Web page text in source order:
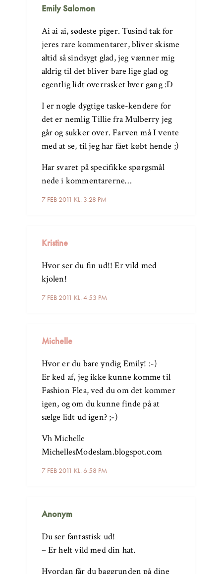
Emily Salomon
7 FEB 2011 KL. 3:28 PM
Ai ai ai, sødeste piger. Tusind tak for
jeres rare kommentarer, bliver skisme
altid så sindsygt glad, jeg vænner mig
aldrig til det bliver bare lige glad og
egentlig lidt overrasket hver gang :D
I er nogle dygtige taske-kendere for
det er nemlig Tillie fra Mulberry jeg
går og sukker over. Farven må I vente
med at se, til jeg har fået købt hende ;)
Har svaret på specifikke spørgsmål
nede i kommentarerne…
Kristine
7 FEB 2011 KL. 4:53 PM
Hvor ser du fin ud!! Er vild med
kjolen!
Michelle
7 FEB 2011 KL. 6:58 PM
Hvor er du bare yndig Emily! :-)
Er ked af, jeg ikke kunne komme til
Fashion Flea, ved du om det kommer
igen, og om du kunne finde på at
sælge lidt ud igen? ;-)
Vh Michelle
MichellesModeslam.blogspot.com
Anonym
Du ser fantastisk ud!
– Er helt vild med din hat.
Hvordan får du baggrunden på dine